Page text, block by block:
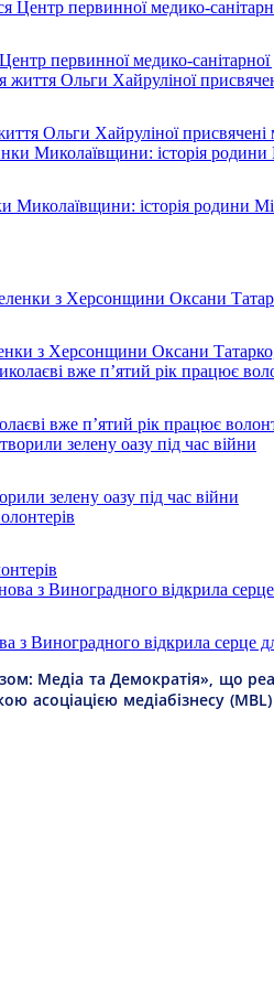
первинної медико-
Ольги Хайруліної присвячені
Миколаївщини: історія родини
з Херсонщини Оксани
вже п’ятий рік працює
зелену оазу під час війни
Виноградного відкрила серце
Медіа та Демократія», що
асоціацією медіабізнесу